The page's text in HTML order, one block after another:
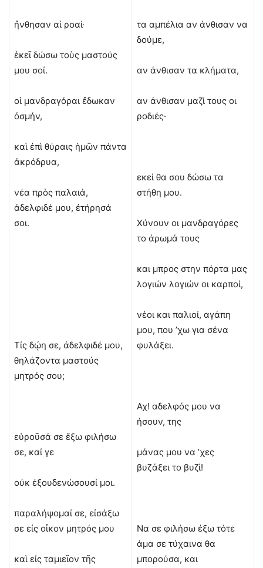
ἤνθησαν αἱ ροαί·
ἐκεῖ δώσω τοὺς μαστούς
μου σοί.
οἱ μανδραγόραι ἔδωκαν
ὀσμήν,
καὶ ἐπὶ θύραις ἡμῶν πάντα
ἀκρόδρυα,
νέα πρὸς παλαιά,
ἀδελφιδέ μου, ἐτήρησά
σοι.
Τίς δῴη σε, ἀδελφιδέ μου,
θηλάζοντα μαστούς
μητρός σου;
εὑροῦσά σε ἔξω φιλήσω
σε, καί γε
οὐκ ἐξουδενώσουσί μοι.
παραλήψομαί σε, εἰσάξω
σε εἰς οἶκον μητρός μου
καὶ εἰς ταμιεῖον τῆς
τα αμπέλια αν άνθισαν να
δούμε,
αν άνθισαν τα κλήματα,
αν άνθισαν μαζί τους οι
ροδιές·
εκεί θα σου δώσω τα
στήθη μου.
Χύνουν οι μανδραγόρες
το άρωμά τους
και μπρος στην πόρτα μας
λογιών λογιών οι καρποί,
νέοι και παλιοί, αγάπη
μου, που ’χω για σένα
φυλάξει.
Αχ! αδελφός μου να
ήσουν, της
μάνας μου να ’χες
βυζάξει το βυζί!
Να σε φιλήσω έξω τότε
άμα σε τύχαινα θα
μπορούσα, και